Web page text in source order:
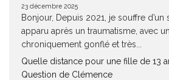
23 décembre 2025
Bonjour, Depuis 2021, je souffre
apparu après un traumatisme, avec
chroniquement gonflé et très...
Quelle distance pour une fille de 13
Question de Clémence